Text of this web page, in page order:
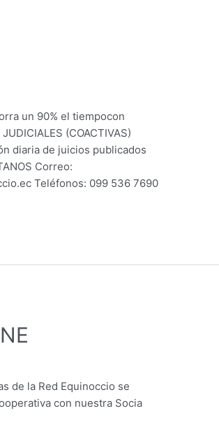
un 90% el tiempocon
(COACTIVAS)
diaria de juicios publicados
Correo:
Teléfonos: 099 536 7690
de la Red Equinoccio se
con nuestra Socia